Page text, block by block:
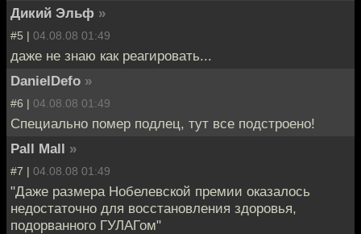
Дикий Эльф »
#5 | 04.08.08 01:49
даже не знаю как реагировать...
DanielDefo »
#6 | 04.08.08 01:49
Специально помер подлец, тут все подстроено!
Pall Mall »
#7 | 04.08.08 01:49
"Даже размера Нобелевской премии оказалось
недостаточно для восстановления здоровья,
подорванного ГУЛАГом"